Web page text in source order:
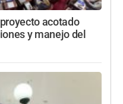
acotado
y manejo del